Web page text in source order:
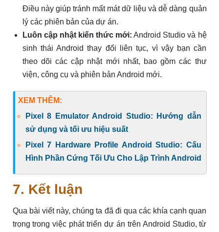
Điều này giúp tránh mất mát dữ liệu và dễ dàng quản
lý các phiên bản của dự án.
Luôn cập nhật kiến thức mới: Android Studio và hệ
sinh thái Android thay đổi liên tục, vì vậy bạn cần
theo dõi các cập nhật mới nhất, bao gồm các thư
viện, công cụ và phiên bản Android mới.
XEM THÊM:
Pixel 8 Emulator Android Studio: Hướng dẫn
sử dụng và tối ưu hiệu suất
Pixel 7 Hardware Profile Android Studio: Cấu
Hình Phần Cứng Tối Ưu Cho Lập Trình Android
7. Kết luận
Qua bài viết này, chúng ta đã đi qua các khía cạnh quan
trọng trong việc phát triển dự án trên Android Studio, từ